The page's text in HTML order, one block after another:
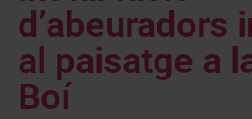
d’abeuradors
al paisatge a
Boí